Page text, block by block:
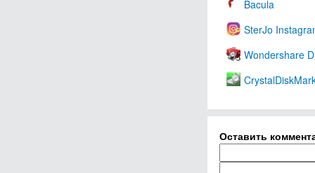
Bacula
SterJo
Wondershare
Оставить